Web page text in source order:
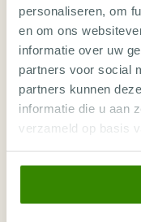
personaliseren, om
en om ons
informatie over uw
partners voor social
partners kunnen
informatie die u aan
verzameld op basis
Aanbieding
Diving World Selectie
Populaire
OASIS PORTO